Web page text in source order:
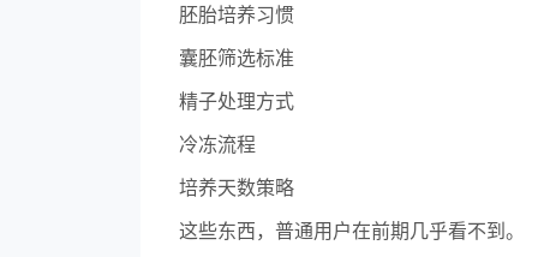
胚胎培养习惯
囊胚筛选标准
精子处理方式
冷冻流程
培养天数策略
这些东西，普通用户在前期几乎看不到。